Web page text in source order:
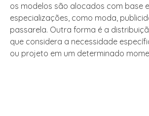
os modelos são alocados com base
especializações, como moda,
passarela. Outra forma é a
que considera a necessidade
ou projeto em um determinado